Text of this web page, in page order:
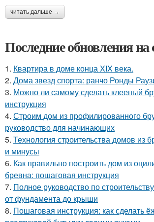
читать дальше →
Последние обновления на
1. Квартира в доме конца XIX века.
2. Дома звезд спорта: ранчо Ронды
3. Можно ли самому сделать клееный
инструкция
4. Строим дом из профилированного
руководство для начинающих
5. Технология строительства домов из
и минусы
6. Как правильно построить дом из
бревна: пошаговая инструкция
7. Полное руководство по
от фундамента до крыши
8. Пошаговая инструкция: как сделать